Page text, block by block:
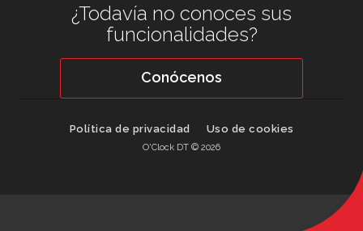
¿Todavía no conoces sus
funcionalidades?
Conócenos
Política de privacidad Uso de cookies
O'Clock DT © 2026